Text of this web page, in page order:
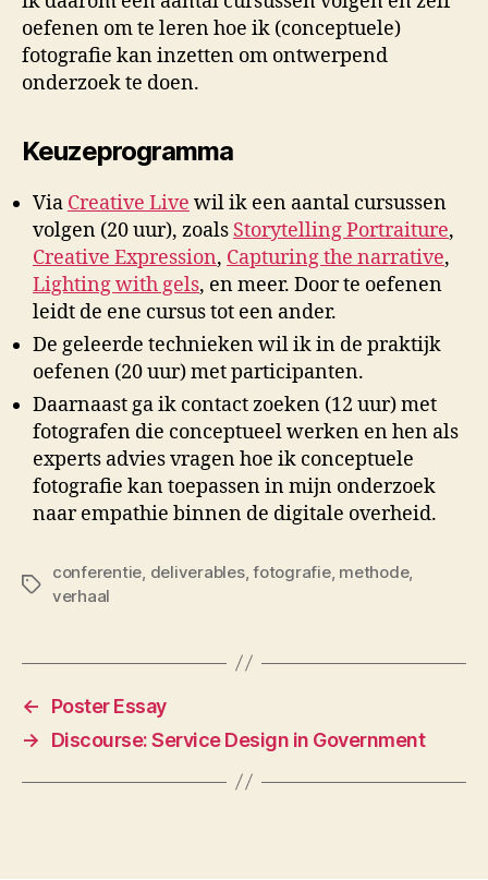
oefenen om te leren hoe ik (conceptuele)
fotografie kan inzetten om ontwerpend
onderzoek te doen.
Keuzeprogramma
Via Creative Live wil ik een aantal cursussen
volgen (20 uur), zoals Storytelling Portraiture,
Creative Expression, Capturing the narrative,
Lighting with gels, en meer. Door te oefenen
leidt de ene cursus tot een ander.
De geleerde technieken wil ik in de praktijk
oefenen (20 uur) met participanten.
Daarnaast ga ik contact zoeken (12 uur) met
fotografen die conceptueel werken en hen als
experts advies vragen hoe ik conceptuele
fotografie kan toepassen in mijn onderzoek
naar empathie binnen de digitale overheid.
Tags
conferentie, deliverables,fotografie, methode,
verhaal
←
Poster Essay
→
Discourse: Service Design in Government